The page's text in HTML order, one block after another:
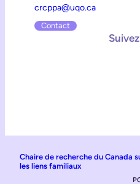
crcppa@uqo.ca
Contact
Chaire de recherche du Canada
les liens familiaux